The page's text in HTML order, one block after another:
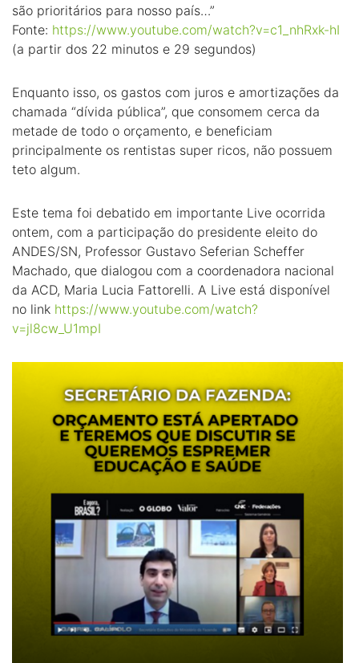
são prioritários para nosso país…”
Fonte: https://www.youtube.com/watch?v=c1_nhRxk-hI
(a partir dos 22 minutos e 29 segundos)
Enquanto isso, os gastos com juros e amortizações da
chamada “dívida pública”, que consomem cerca da
metade de todo o orçamento, e beneficiam
principalmente os rentistas super ricos, não possuem
teto algum.
Este tema foi debatido em importante Live ocorrida
ontem, com a participação do presidente eleito do
ANDES/SN, Professor Gustavo Seferian Scheffer
Machado, que dialogou com a coordenadora nacional
da ACD, Maria Lucia Fattorelli. A Live está disponível
no link https://www.youtube.com/watch?
v=jl8cw_U1mpI